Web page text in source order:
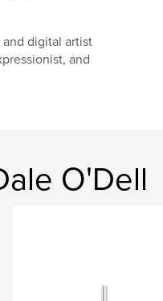
digital artist
and
O'Dell